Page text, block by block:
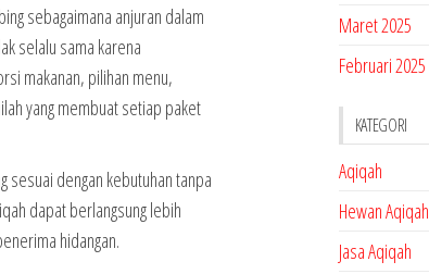
sebagaimana anjuran dalam
selalu sama karena
makanan, pilihan menu,
yang membuat setiap paket
sesuai dengan kebutuhan tanpa
dapat berlangsung lebih
hidangan.
Maret 2025
Februari 2025
KATEGORI
Aqiqah
Hewan Aqiqah
Jasa Aqiqah